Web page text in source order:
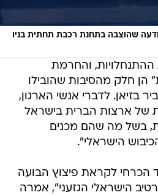
שהוצבה בתחנת רכבת תחתית בניו
והחרמת
הן חלק מהסיבות שהובילו
בזיאן. לדברי אנשי הארגון,
של ארצות הברית בישראל
בשל מה שהם מכנים
הישראלי".
הכרחי לקראת פיצוץ הבועה
הישראלי הגזעני", אמרה